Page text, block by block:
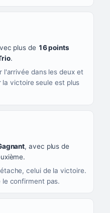
orange clair
plus de 16 points
.
l'arrivée dans les deux et
la victoire seule est plus
roi
, avec plus de
celui de la victoire.
le confirment pas.